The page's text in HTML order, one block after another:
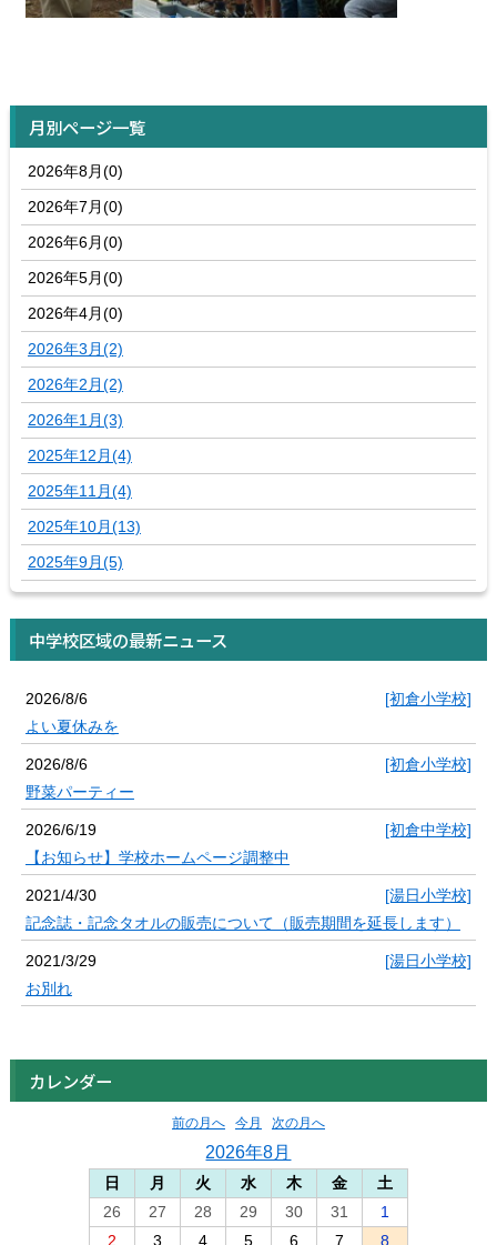
月別ページ一覧
2026年8月(0)
2026年7月(0)
2026年6月(0)
2026年5月(0)
2026年4月(0)
2026年3月(2)
2026年2月(2)
2026年1月(3)
2025年12月(4)
2025年11月(4)
2025年10月(13)
2025年9月(5)
中学校区域の最新ニュース
2026/8/6
[初倉小学校]
よい夏休みを
2026/8/6
[初倉小学校]
野菜パーティー
2026/6/19
[初倉中学校]
【お知らせ】学校ホームページ調整中
2021/4/30
[湯日小学校]
記念誌・記念タオルの販売について（販売期間を延長します）
2021/3/29
[湯日小学校]
お別れ
カレンダー
前の月へ 今月 次の月へ
2026年8月
日 月 火 水 木 金
土
26
27 28 29 30 31
1
2
3 4 5 6 7 8